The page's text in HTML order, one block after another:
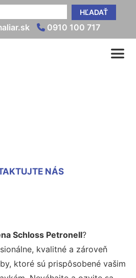
HĽADAŤ
0910 100 717
NÁS
Schloss Petronell?
kvalitné a zároveň
ktoré sú prispôsobené vašim